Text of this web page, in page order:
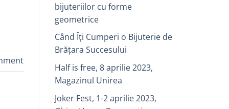
bijuteriilor cu forme
geometrice
Când Îți Cumperi o Bijuterie de
Brățara Succesului
Half is free, 8 aprilie 2023,
Magazinul Unirea
Joker Fest, 1-2 aprilie 2023,